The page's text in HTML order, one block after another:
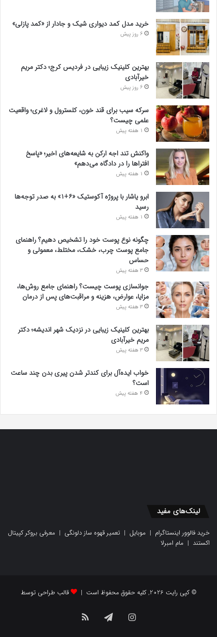
خرید مدل کمد دیواری شیک و جادار از «کمد پازلی»
6 روز پیش
بهترین کلینیک زیبایی در فردیس کرج؛ دکتر مریم
خیرآبادی
6 روز پیش
سرکه سیب برای قند خون، کلسترول و لاغری؛ واقعیت
علمی چیست؟
1 هفته پیش
واکنش تند اجه ارکن به شایعه‌های اخیر؛ «پاسخ
افتراها را در دادگاه می‌دهم»
1 هفته پیش
ابرو یاشار با پروژه آکوستیک «۶+۱» به صدر توجه‌ها
رسید
1 هفته پیش
چگونه نوع پوست خود را تشخیص دهیم؟ راهنمای
جامع پوست چرب، خشک، مختلط، معمولی و
حساس
3 هفته پیش
جوانسازی پوست چیست؟ راهنمای جامع روش‌ها،
مزایا، عوارض، هزینه و مراقبت‌های پس از درمان
3 هفته پیش
بهترین کلینیک زیبایی در نزدیک شهر اندیشه؛ دکتر
مریم خیرآبادی
3 هفته پیش
خواب ایده‌آل برای کندتر شدن پیری بدن چند ساعت
است؟
4 هفته پیش
لینک‌های مفید
خرید فالوور اینستاگرام | موبایل | تعمیر قهوه ساز دلونگی | معرفی بروکر کپیتال
اکستند | مام امبرلا
© کپی رایت 2026, کلیه حقوق محفوظ است | قالب طراحی توسط
اینستاگرامتلگرامخوراک